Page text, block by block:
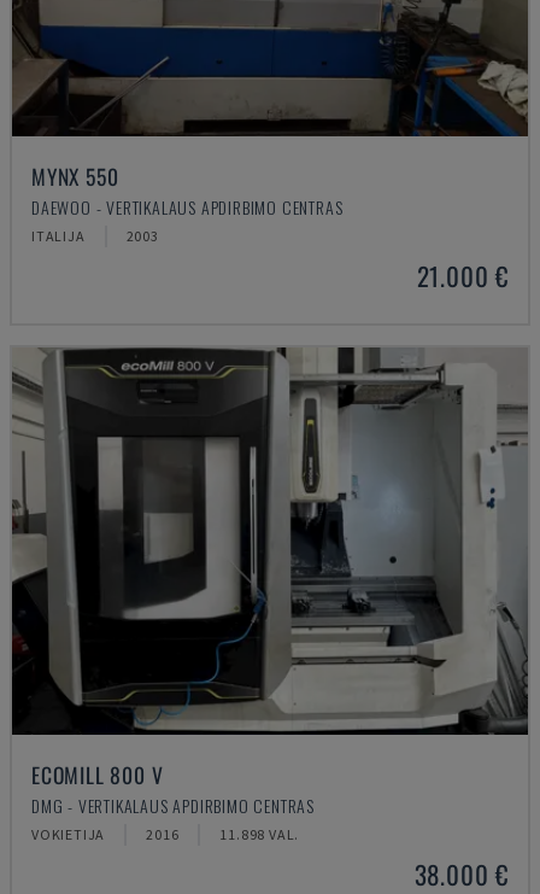
MYNX 550
DAEWOO - VERTIKALAUS APDIRBIMO CENTRAS
ITALIJA 2003
21.000 €
ECOMILL 800 V
DMG - VERTIKALAUS APDIRBIMO CENTRAS
VOKIETIJA 2016 11.898 VAL.
38.000 €